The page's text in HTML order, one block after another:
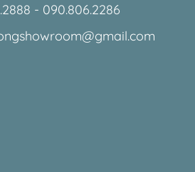
- 090.806.2286